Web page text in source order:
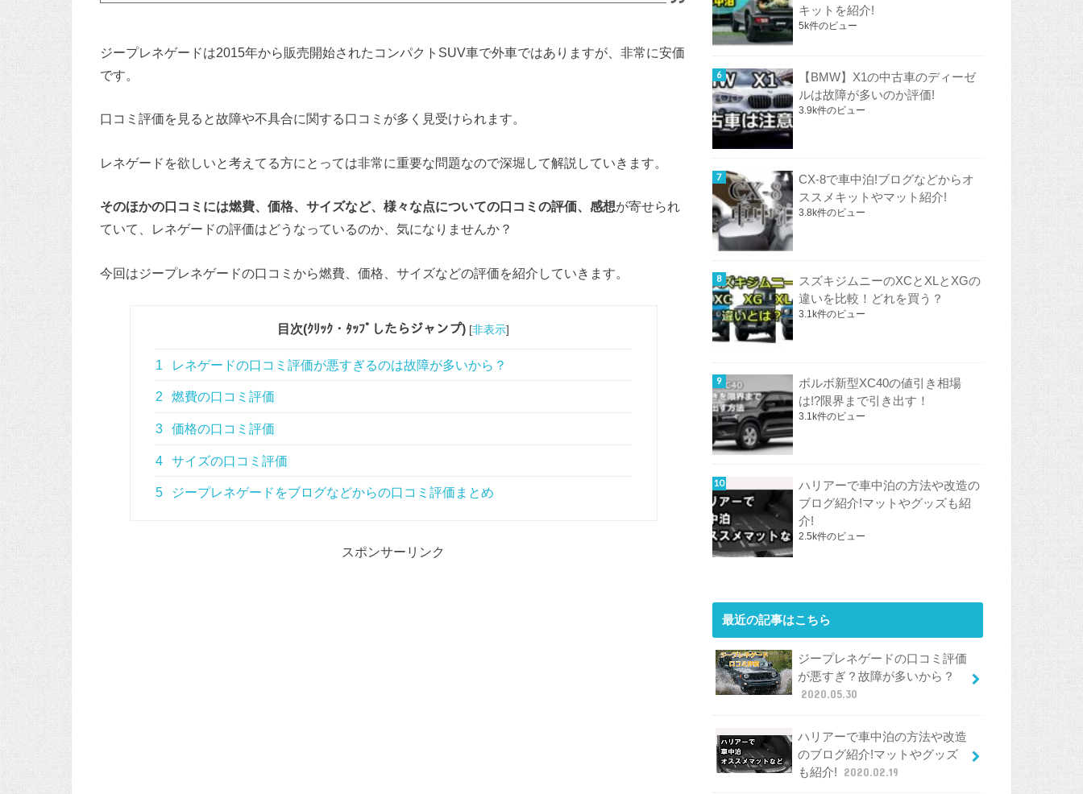
ジープレネゲードは2015年から販売開始されたコンパクトSUV車で外車ではありますが、非常に安価
です。
口コミ評価を見ると故障や不具合に関する口コミが多く見受けられます。
レネゲードを欲しいと考えてる方にとっては非常に重要な問題なので深堀して解説していきます。
そのほかの口コミには燃費、価格、サイズなど、様々な点についての口コミの評価、感想が寄せられ
ていて、レネゲードの評価はどうなっているのか、気になりませんか？
今回はジープレネゲードの口コミから燃費、価格、サイズなどの評価を紹介していきます。
目次(ｸﾘｯｸ・ﾀｯﾌﾟしたらジャンプ) [非表示]
1 レネゲードの口コミ評価が悪すぎるのは故障が多いから？
2 燃費の口コミ評価
3 価格の口コミ評価
4 サイズの口コミ評価
5 ジープレネゲードをブログなどからの口コミ評価まとめ
スポンサーリンク
キットを紹介!
5k件のビュー
【BMW】X1の中古車のディーゼ
ルは故障が多いのか評価!
3.9k件のビュー
CX-8で車中泊!ブログなどからオ
ススメキットやマット紹介!
3.8k件のビュー
スズキジムニーのXCとXLとXGの
違いを比較！どれを買う？
3.1k件のビュー
ボルボ新型XC40の値引き相場
は!?限界まで引き出す！
3.1k件のビュー
ハリアーで車中泊の方法や改造の
ブログ紹介!マットやグッズも紹
介!
2.5k件のビュー
最近の記事はこちら
ジープレネゲードの口コミ評価
が悪すぎ？故障が多いから？
2020.05.30
ハリアーで車中泊の方法や改造
のブログ紹介!マットやグッズ
も紹介!
2020.02.19